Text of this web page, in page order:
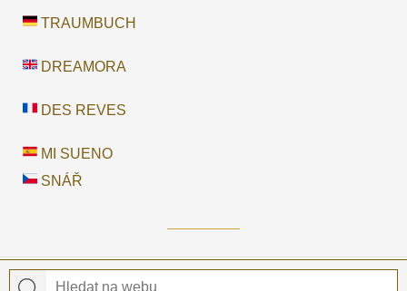
TRAUMBUCH
DREAMORA
DES REVES
MI SUENO
SNÁŘ